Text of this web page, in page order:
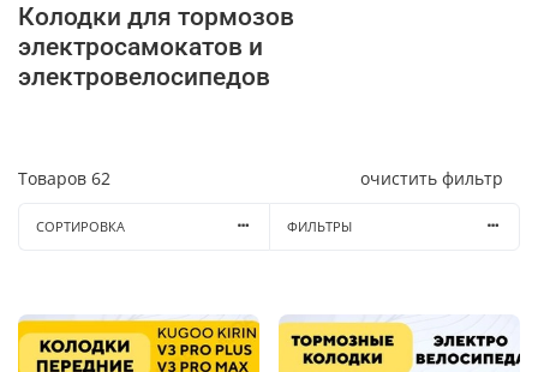
Колодки для тормозов
электросамокатов и
электровелосипедов
Товаров 62 очистить фильтр
СОРТИРОВКА ФИЛЬТРЫ